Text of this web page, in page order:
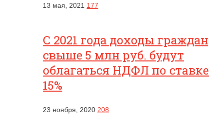
13 мая, 2021 177
С 2021 года доходы граждан
свыше 5 млн руб. будут
облагаться НДФЛ по ставке
15%
23 ноября, 2020 208